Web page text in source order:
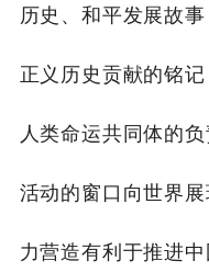
历史、和平发展故
正义历史贡献的铭
人类命运共同体的
活动的窗口向世界
力营造有利于推进